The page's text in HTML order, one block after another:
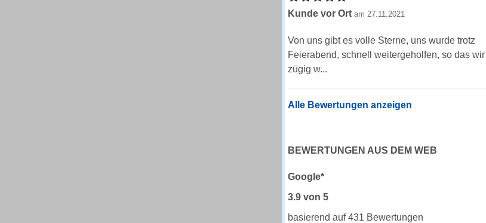
Kunde vor Ort am 27.11.2021
Von uns gibt es volle Sterne, uns wurde trotz
Feierabend, schnell weitergeholfen, so das wir
zügig w...
Alle Bewertungen anzeigen
BEWERTUNGEN AUS DEM WEB
Google*
3.9 von 5
basierend auf 431 Bewertungen